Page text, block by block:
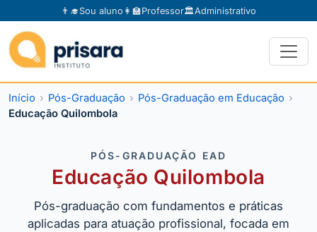
👨‍🎓Sou aluno 👩‍🏫Professor🏛️Administrativo
Início Pós-Graduação
Pós-Graduação em Educação
Educação Quilombola
PÓS-GRADUAÇÃO EAD
Educação Quilombola
Pós-graduação com fundamentos e práticas
aplicadas para atuação profissional, focada em